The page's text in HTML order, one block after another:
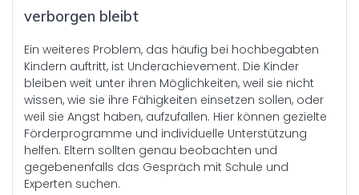
verborgen bleibt
Ein weiteres Problem, das häufig bei hochbegabten
Kindern auftritt, ist Underachievement. Die Kinder
bleiben weit unter ihren Möglichkeiten, weil sie nicht
wissen, wie sie ihre Fähigkeiten einsetzen sollen, oder
weil sie Angst haben, aufzufallen. Hier können gezielte
Förderprogramme und individuelle Unterstützung
helfen. Eltern sollten genau beobachten und
gegebenenfalls das Gespräch mit Schule und
Experten suchen.